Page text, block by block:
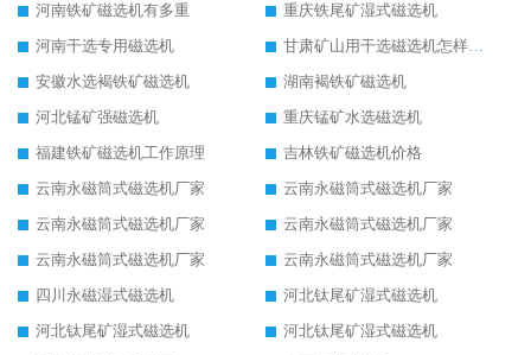
河南铁矿磁选机有多重
重庆铁尾矿湿式磁选机
河南干选专用磁选机
甘肃矿山用干选磁选机怎样调磁
安徽水选褐铁矿磁选机
湖南褐铁矿磁选机
河北锰矿强磁选机
重庆锰矿水选磁选机
福建铁矿磁选机工作原理
吉林铁矿磁选机价格
云南永磁筒式磁选机厂家
云南永磁筒式磁选机厂家
云南永磁筒式磁选机厂家
云南永磁筒式磁选机厂家
云南永磁筒式磁选机厂家
云南永磁筒式磁选机厂家
四川永磁湿式磁选机
河北钛尾矿湿式磁选机
河北钛尾矿湿式磁选机
河北钛尾矿湿式磁选机